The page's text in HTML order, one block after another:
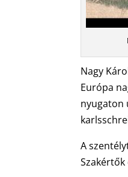
Nagy
Európa
nyugaton
A